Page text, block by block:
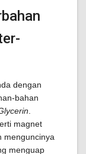
dengan
bahan
magnet
menguncinya
menguap